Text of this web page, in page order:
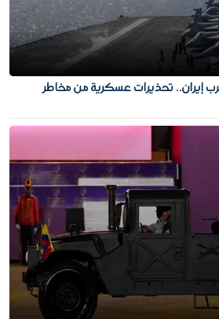
إيران.. تحذيرات عسكرية من مخاطر